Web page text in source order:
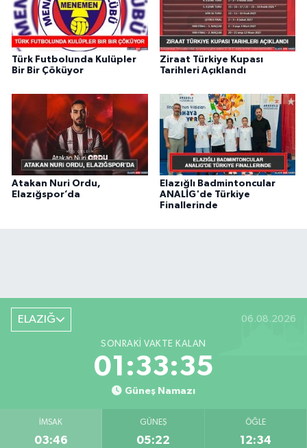
Türk Futbolunda Kulüpler
Bir Bir Çöküyor
Ziraat Türkiye Kupası
Tarihleri Açıklandı
Atakan Nuri Ordu,
Elazığspor’da
Elazığlı Badmintoncular
ANALİG'de Türkiye
Finallerinde
ELAZIĞ 06.08.2026
SONRAKI VAKTE KALAN
01:33:35
Güneş Namazı
İMSAK
03:46
GÜNEŞ
05:22
ÖĞLE
12:34